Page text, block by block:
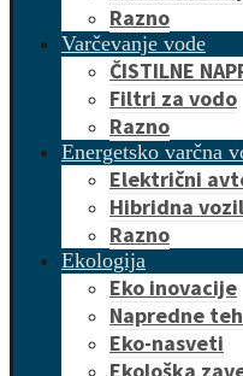
Razno
Varčevanje vode
ČISTILNE
Filtri za vodo
Razno
Energetsko varčna
Električni
Hibridna
Razno
Ekologija
Eko inovacije
Napredne
Eko-nasveti